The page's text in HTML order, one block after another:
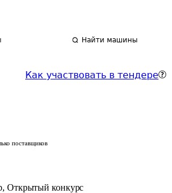
Найти машины
Как участвовать в тендере
поставщиков
, Открытый конкурс